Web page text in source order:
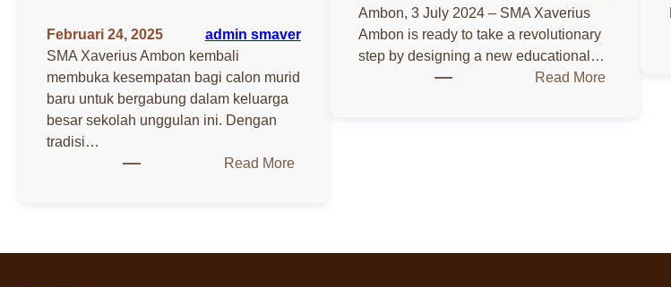
Februari 24, 2025
admin smaver
SMA Xaverius Ambon kembali
membuka kesempatan bagi calon murid
baru untuk bergabung dalam keluarga
besar sekolah unggulan ini. Dengan
tradisi…
Read More:
Ambon, 3 July 2024 – SMA Xaverius
Ambon is ready to take a revolutionary
step by designing a new educational…
Read More: